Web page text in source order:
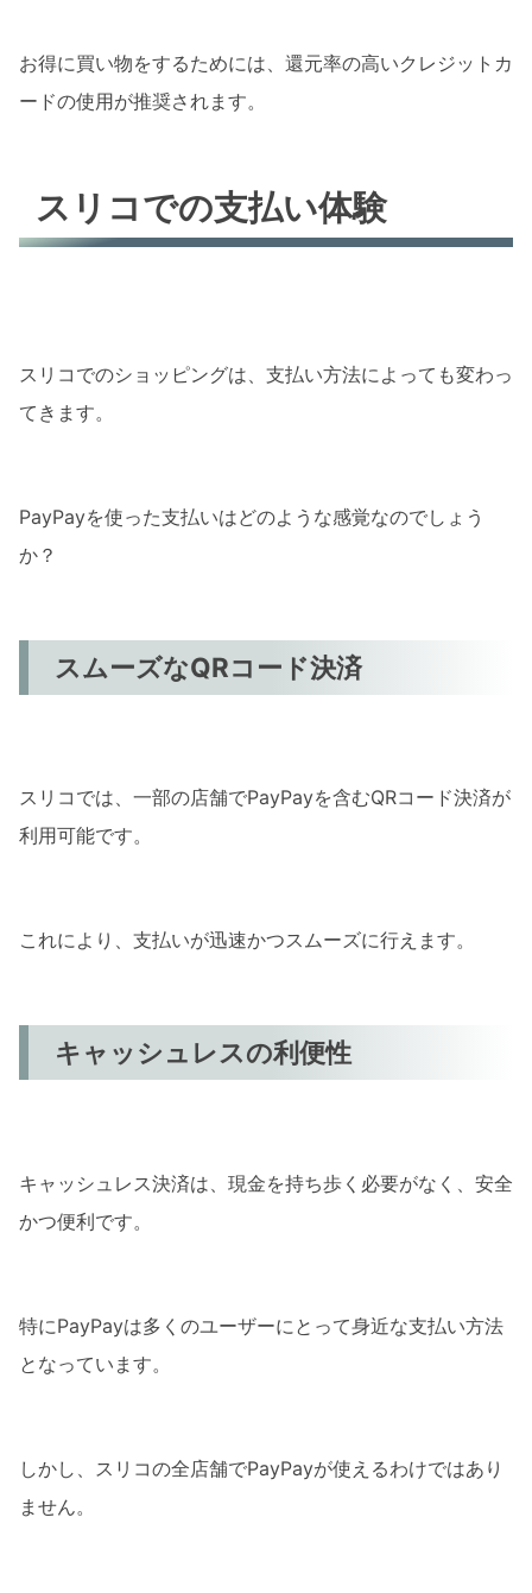
お得に買い物をするためには、還元率の高いクレジットカ
ードの使用が推奨されます。
スリコでの支払い体験
スリコでのショッピングは、支払い方法によっても変わっ
てきます。
PayPayを使った支払いはどのような感覚なのでしょう
か？
スムーズなQRコード決済
スリコでは、一部の店舗でPayPayを含むQRコード決済が
利用可能です。
これにより、支払いが迅速かつスムーズに行えます。
キャッシュレスの利便性
キャッシュレス決済は、現金を持ち歩く必要がなく、安全
かつ便利です。
特にPayPayは多くのユーザーにとって身近な支払い方法
となっています。
しかし、スリコの全店舗でPayPayが使えるわけではあり
ません。